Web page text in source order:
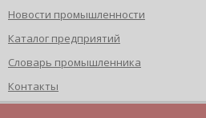
Новости промышленности
Каталог предприятий
Словарь промышленника
Контакты